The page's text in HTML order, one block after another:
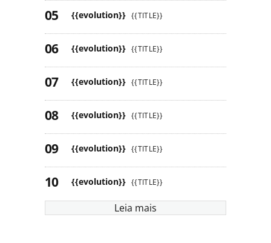
{{evolution}} {{TITLE}}
{{evolution}} {{TITLE}}
{{evolution}} {{TITLE}}
{{evolution}} {{TITLE}}
{{evolution}} {{TITLE}}
{{evolution}} {{TITLE}}
Leia mais